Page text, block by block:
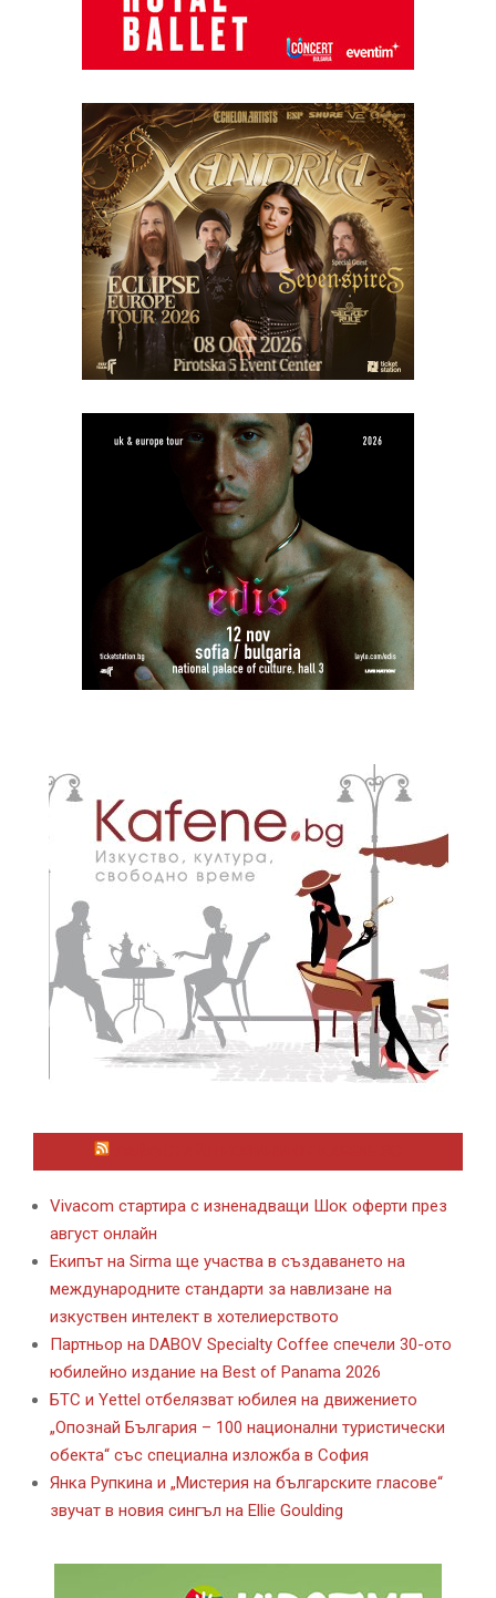
Vivacom стартира с изненадващи Шок оферти през
август онлайн
Екипът на Sirma ще участва в създаването на
международните стандарти за навлизане на
изкуствен интелект в хотелиерството
Партньор на DABOV Specialty Coffee спечели 30-ото
юбилейно издание на Best of Panama 2026
БТС и Yettel отбелязват юбилея на движението
„Опознай България – 100 национални туристически
обекта“ със специална изложба в София
Янка Рупкина и „Мистерия на българските гласове“
звучат в новия сингъл на Ellie Goulding